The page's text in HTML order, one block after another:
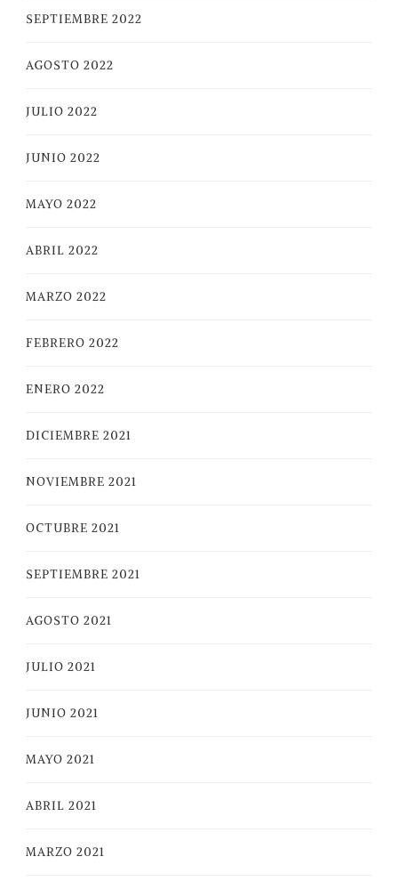
SEPTIEMBRE 2022
AGOSTO 2022
JULIO 2022
JUNIO 2022
MAYO 2022
ABRIL 2022
MARZO 2022
FEBRERO 2022
ENERO 2022
DICIEMBRE 2021
NOVIEMBRE 2021
OCTUBRE 2021
SEPTIEMBRE 2021
AGOSTO 2021
JULIO 2021
JUNIO 2021
MAYO 2021
ABRIL 2021
MARZO 2021